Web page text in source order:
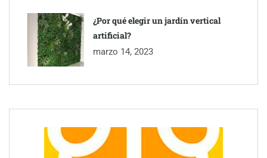
¿Por qué elegir un jardín vertical
artificial?
marzo 14, 2023